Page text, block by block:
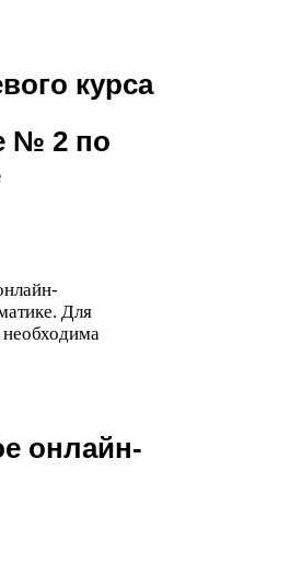
курса
№ 2 по
Для
необходима
онлайн-​